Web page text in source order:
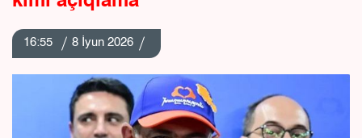
16:55 8 İyun 2026